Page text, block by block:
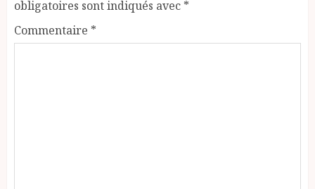
obligatoires sont indiqués avec *
Commentaire *